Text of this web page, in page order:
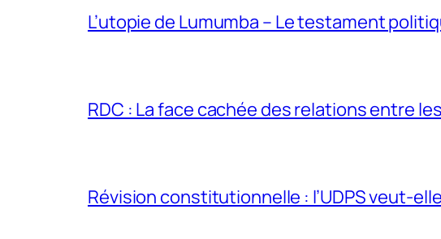
L’utopie de Lumumba – Le testament
RDC : La face cachée des relations entre
Révision constitutionnelle : l’UDPS veut-